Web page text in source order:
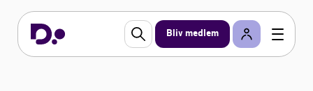
Bliv medlem